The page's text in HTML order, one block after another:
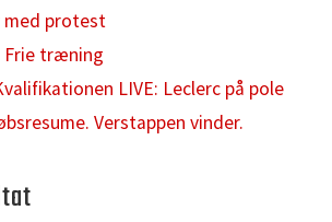
med protest
Frie træning
LIVE: Leclerc på pole
Verstappen vinder.